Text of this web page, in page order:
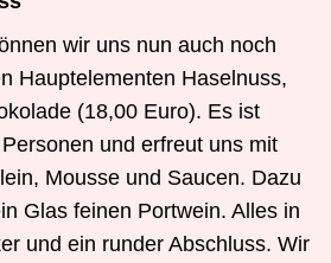
wir uns nun auch noch
Hauptelementen Haselnuss,
(18,00 Euro). Es ist
und erfreut uns mit
Mousse und Saucen. Dazu
Glas feinen Portwein. Alles in
und ein runder Abschluss. Wir